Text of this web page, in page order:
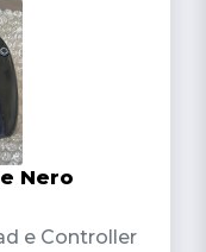
Nero
e Controller